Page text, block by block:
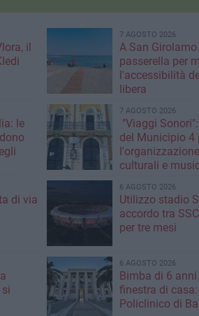
il
7 AGOSTO 2026
A San
passerella per
l'accessibilità
libera
le
7 AGOSTO 2026
"Viaggi
del Municipio 4
culturali e
di via
6 AGOSTO 2026
Utilizzo stadio
accordo tra
per tre mesi
6 AGOSTO 2026
Bimba di 6
finestra di
Policlinico di